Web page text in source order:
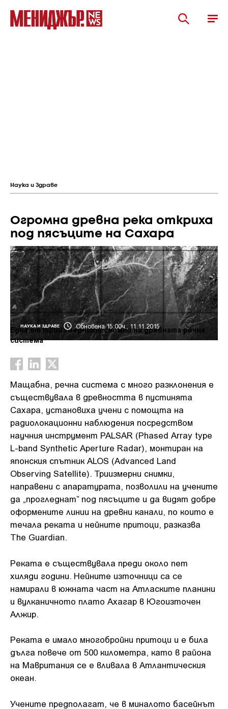
Наука и Здраве
Огромна древна река откриха
под пясъците на Сахара
НАУКА И ЗДРАВЕ Обновена 15:00ч., 11.11.2015
Една от триизмерните снимки на древната речна
система
Мащабна, речна система с много разклонения е
съществувала в древността в пустинята
Сахара, установиха учени с помощта на
радиолокационни наблюдения посредством
научния инструмент PALSAR (Phased Array type
L-band Synthetic Aperture Radar), монтиран на
японския спътник ALOS (Advanced Land
Observing Satellite). Триизмерни снимки,
направени с апаратурата, позволили на учените
да „прогледнат” под пясъците и да видят добре
оформените линии на древни канали, по които е
течала реката и нейните притоци, разказва
The Guardian.
Реката е съществувала преди около пет
хиляди години. Нейните източници са се
намирали в южната част на Атласките планини
и вулканичното плато Ахагар в Югоизточен
Алжир.
Реката е имало многобройни притоци и е била
дълга повече от 500 километра, като в района
на Мавритания се е вливала в Атлантическия
океан.
Учените предполагат, че в миналото басейнът